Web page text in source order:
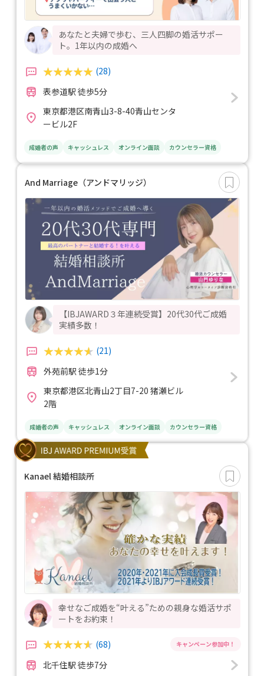
あなたと夫婦で歩む、三人四脚の婚活サポー
ト。1年以内の成婚へ
(28)
表参道駅 徒歩5分
東京都港区南青山3-8-40青山センタ
ービル2F
成婚者の声 キャッシュレス オンライン面談 カウンセラー資格
And Marriage（アンドマリッジ）
【IBJAWARD３年連続受賞】20代30代ご成婚
実績多数！
(21)
外苑前駅 徒歩1分
東京都港区北青山2丁目7-20 猪瀬ビル
2階
成婚者の声 キャッシュレス オンライン面談 カウンセラー資格
Kanael 結婚相談所
幸せなご成婚を“叶える”ための親身な婚活サポ
ートをお約束！
(68)
北千住駅 徒歩7分